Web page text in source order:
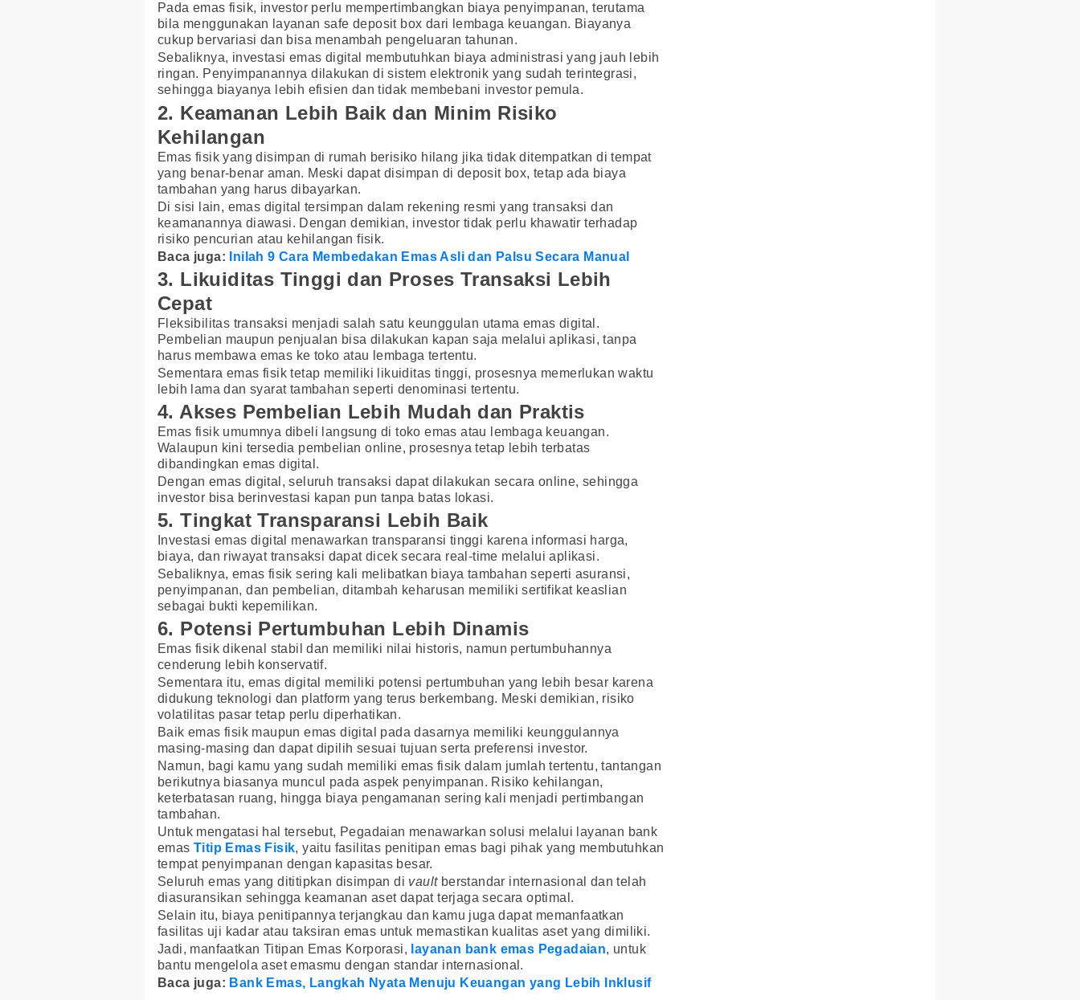
Pada emas fisik, investor perlu mempertimbangkan biaya penyimpanan, terutama
bila menggunakan layanan safe deposit box dari lembaga keuangan. Biayanya
cukup bervariasi dan bisa menambah pengeluaran tahunan.
Sebaliknya, investasi emas digital membutuhkan biaya administrasi yang jauh lebih
ringan. Penyimpanannya dilakukan di sistem elektronik yang sudah terintegrasi,
sehingga biayanya lebih efisien dan tidak membebani investor pemula.
2. Keamanan Lebih Baik dan Minim Risiko
Kehilangan
Emas fisik yang disimpan di rumah berisiko hilang jika tidak ditempatkan di tempat
yang benar-benar aman. Meski dapat disimpan di deposit box, tetap ada biaya
tambahan yang harus dibayarkan.
Di sisi lain, emas digital tersimpan dalam rekening resmi yang transaksi dan
keamanannya diawasi. Dengan demikian, investor tidak perlu khawatir terhadap
risiko pencurian atau kehilangan fisik.
Baca juga:
Inilah 9 Cara Membedakan Emas Asli dan Palsu Secara Manual
3. Likuiditas Tinggi dan Proses Transaksi Lebih
Cepat
Fleksibilitas transaksi menjadi salah satu keunggulan utama emas digital.
Pembelian maupun penjualan bisa dilakukan kapan saja melalui aplikasi, tanpa
harus membawa emas ke toko atau lembaga tertentu.
Sementara emas fisik tetap memiliki likuiditas tinggi, prosesnya memerlukan waktu
lebih lama dan syarat tambahan seperti denominasi tertentu.
4. Akses Pembelian Lebih Mudah dan Praktis
Emas fisik umumnya dibeli langsung di toko emas atau lembaga keuangan.
Walaupun kini tersedia pembelian online, prosesnya tetap lebih terbatas
dibandingkan emas digital.
Dengan emas digital, seluruh transaksi dapat dilakukan secara online, sehingga
investor bisa berinvestasi kapan pun tanpa batas lokasi.
5. Tingkat Transparansi Lebih Baik
Investasi emas digital menawarkan transparansi tinggi karena informasi harga,
biaya, dan riwayat transaksi dapat dicek secara real-time melalui aplikasi.
Sebaliknya, emas fisik sering kali melibatkan biaya tambahan seperti asuransi,
penyimpanan, dan pembelian, ditambah keharusan memiliki sertifikat keaslian
sebagai bukti kepemilikan.
6. Potensi Pertumbuhan Lebih Dinamis
Emas fisik dikenal stabil dan memiliki nilai historis, namun pertumbuhannya
cenderung lebih konservatif.
Sementara itu, emas digital memiliki potensi pertumbuhan yang lebih besar karena
didukung teknologi dan platform yang terus berkembang. Meski demikian, risiko
volatilitas pasar tetap perlu diperhatikan.
Baik emas fisik maupun emas digital pada dasarnya memiliki keunggulannya
masing-masing dan dapat dipilih sesuai tujuan serta preferensi investor.
Namun, bagi kamu yang sudah memiliki emas fisik dalam jumlah tertentu, tantangan
berikutnya biasanya muncul pada aspek penyimpanan. Risiko kehilangan,
keterbatasan ruang, hingga biaya pengamanan sering kali menjadi pertimbangan
tambahan.
Untuk mengatasi hal tersebut, Pegadaian menawarkan solusi melalui layanan bank
emas Titip Emas Fisik, yaitu fasilitas penitipan emas bagi pihak yang membutuhkan
tempat penyimpanan dengan kapasitas besar.
Seluruh emas yang dititipkan disimpan di vaultberstandar internasional dan telah
diasuransikan sehingga keamanan aset dapat terjaga secara optimal.
Selain itu, biaya penitipannya terjangkau dan kamu juga dapat memanfaatkan
fasilitas uji kadar atau taksiran emas untuk memastikan kualitas aset yang dimiliki.
Jadi, manfaatkan Titipan Emas Korporasi, layanan bank emas Pegadaian, untuk
bantu mengelola aset emasmu dengan standar internasional.
Baca juga: Bank Emas, Langkah Nyata Menuju Keuangan yang Lebih Inklusif